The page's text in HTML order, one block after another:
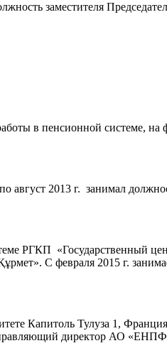
заместителя
в пенсионной системе, на
август 2013 г. занимал
РГКП «Государственный
С февраля 2015 г.
Капитоль Тулуза 1,
директор АО